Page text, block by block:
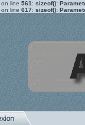
on line 561 : sizeof():
on line 617: sizeof():